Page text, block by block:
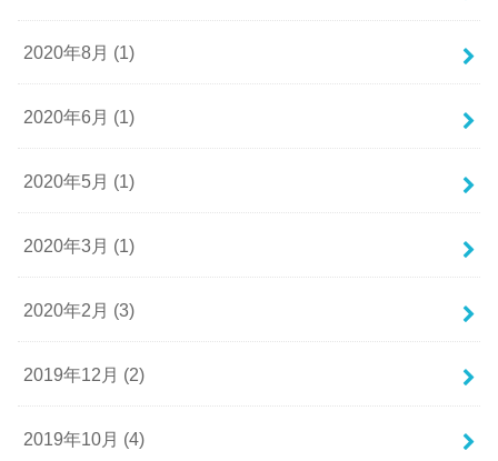
2020年8月 (1)
2020年6月 (1)
2020年5月 (1)
2020年3月 (1)
2020年2月 (3)
2019年12月 (2)
2019年10月 (4)